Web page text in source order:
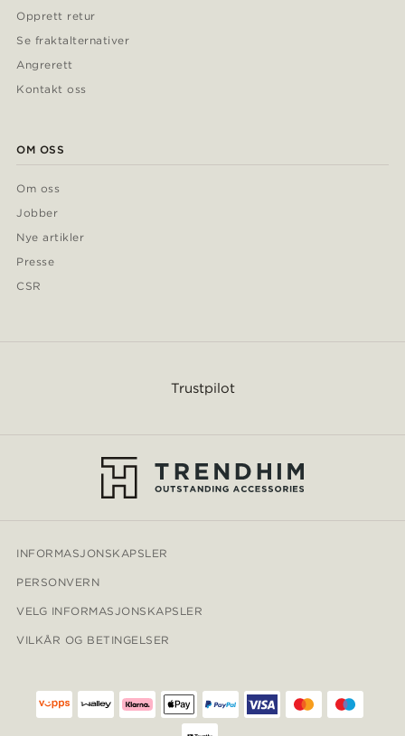
Opprett retur
Se fraktalternativer
Angrerett
Kontakt oss
OM OSS
Om oss
Jobber
Nye artikler
Presse
CSR
Trustpilot
INFORMASJONSKAPSLER
PERSONVERN
VELG INFORMASJONSKAPSLER
VILKÅR OG BETINGELSER